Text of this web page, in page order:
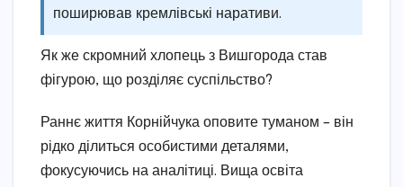
поширював кремлівські наративи.
Як же скромний хлопець з Вишгорода став
фігурою, що розділяє суспільство?
Раннє життя Корнійчука оповите туманом – він
рідко ділиться особистими деталями,
фокусуючись на аналітиці. Вища освіта